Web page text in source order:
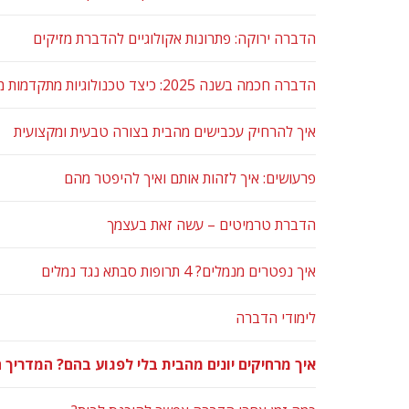
הדברה ירוקה: פתרונות אקולוגיים להדברת מזיקים
הדברה חכמה בשנה 2025: כיצד טכנולוגיות מתקדמות משנות את התחום
איך להרחיק עכבישים מהבית בצורה טבעית ומקצועית
פרעושים: איך לזהות אותם ואיך להיפטר מהם
הדברת טרמיטים – עשה זאת בעצמך
איך נפטרים מנמלים? 4 תרופות סבתא נגד נמלים
לימודי הדברה
איך מרחיקים יונים מהבית בלי לפגוע בהם?